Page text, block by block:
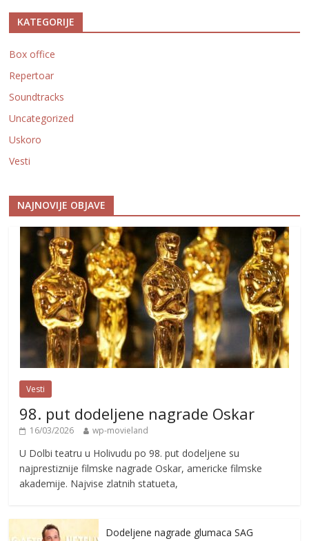
KATEGORIJE
Box office
Repertoar
Soundtracks
Uncategorized
Uskoro
Vesti
NAJNOVIJE OBJAVE
Vesti
98. put dodeljene nagrade Oskar
16/03/2026 wp-movieland
U Dolbi teatru u Holivudu po 98. put dodeljene su
najprestiznije filmske nagrade Oskar, americke filmske
akademije. Najvise zlatnih statueta,
Dodeljene nagrade glumaca SAG